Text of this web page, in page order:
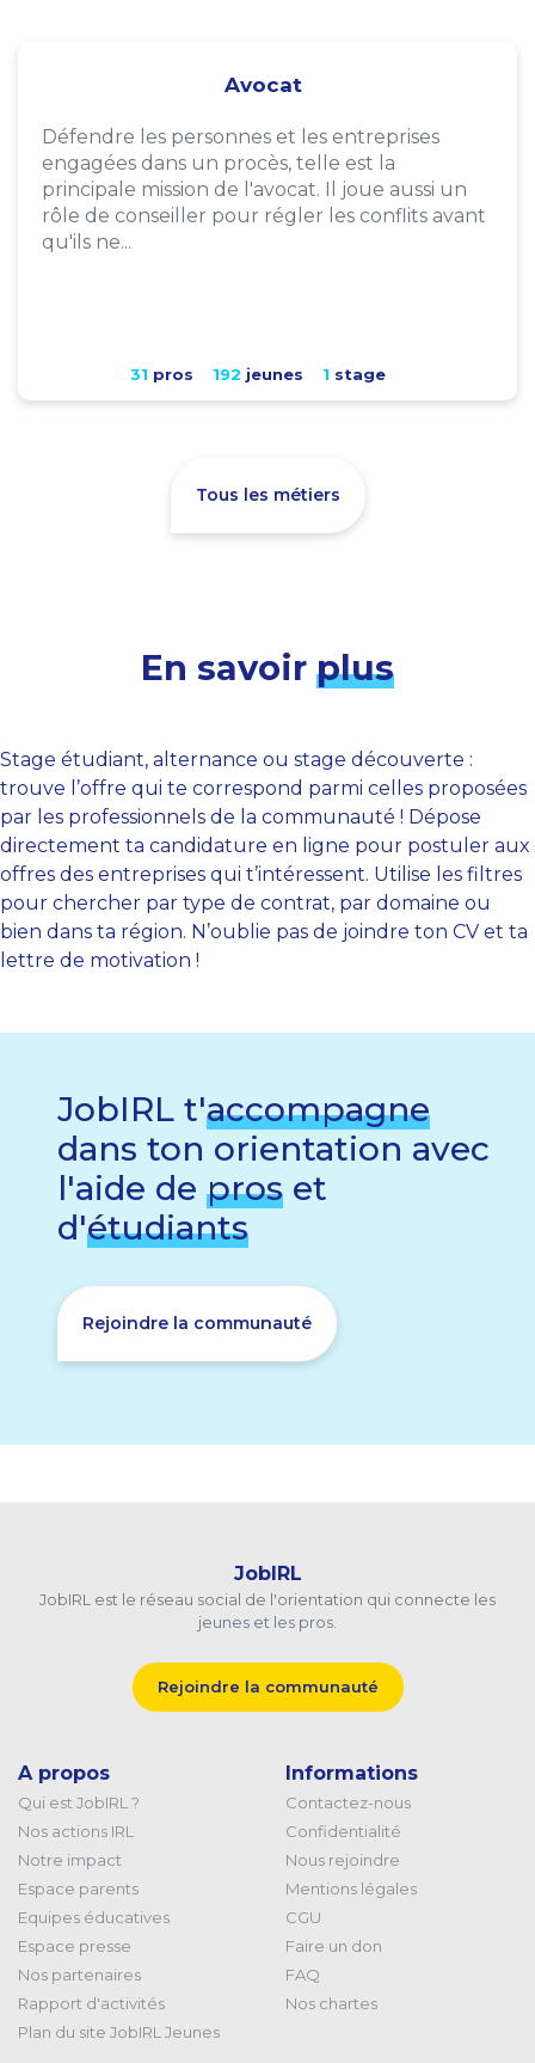
Avocat
Défendre les personnes et les entreprises
engagées dans un procès, telle est la
principale mission de l'avocat. Il joue aussi un
rôle de conseiller pour régler les conflits avant
qu'ils ne...
31 pros 192 jeunes 1 stage
Tous les métiers
En savoir plus
Stage étudiant, alternance ou stage découverte :
trouve l’offre qui te correspond parmi celles proposées
par les professionnels de la communauté ! Dépose
directement ta candidature en ligne pour postuler aux
offres des entreprises qui t’intéressent. Utilise les filtres
pour chercher par type de contrat, par domaine ou
bien dans ta région. N’oublie pas de joindre ton CV et ta
lettre de motivation !
JobIRL t'accompagne
dans ton orientation avec
l'aide de pros et
d'étudiants
Rejoindre la communauté
JobIRL
JobIRL est le réseau social de l'orientation qui connecte les
jeunes et les pros.
Rejoindre la communauté
A propos
Qui est JobIRL ?
Nos actions IRL
Notre impact
Espace parents
Equipes éducatives
Espace presse
Nos partenaires
Rapport d'activités
Plan du site JobIRL Jeunes
Informations
Contactez-nous
Confidentialité
Nous rejoindre
Mentions légales
CGU
Faire un don
FAQ
Nos chartes